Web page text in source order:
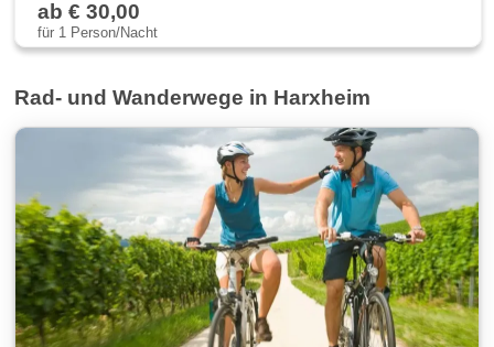
ab € 30,00
für 1 Person/Nacht
Rad- und Wanderwege in Harxheim